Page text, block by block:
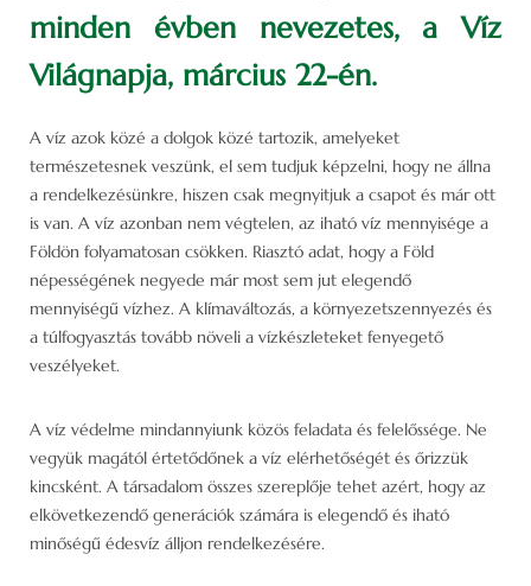
minden évben nevezetes, a Víz
Világnapja, március 22-én.
A víz azok közé a dolgok közé tartozik, amelyeket
természetesnek veszünk, el sem tudjuk képzelni, hogy ne állna
a rendelkezésünkre, hiszen csak megnyitjuk a csapot és már ott
is van. A víz azonban nem végtelen, az iható víz mennyisége a
Földön folyamatosan csökken. Riasztó adat, hogy a Föld
népességének negyede már most sem jut elegendő
mennyiségű vízhez. A klímaváltozás, a környezetszennyezés és
a túlfogyasztás tovább növeli a vízkészleteket fenyegető
veszélyeket.
A víz védelme mindannyiunk közös feladata és felelőssége. Ne
vegyük magától értetődőnek a víz elérhetőségét és őrizzük
kincsként. A társadalom összes szereplője tehet azért, hogy az
elkövetkezendő generációk számára is elegendő és iható
minőségű édesvíz álljon rendelkezésére.